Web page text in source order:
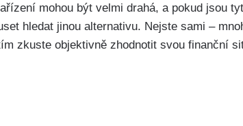
mohou být velmi drahá, a pokud jsou
hledat jinou alternativu. Nejste sami –
zkuste objektivně zhodnotit svou finanční